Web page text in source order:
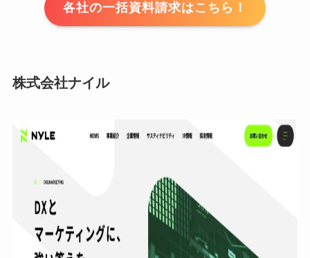
各社の一括資料請求はこちら！
株式会社ナイル